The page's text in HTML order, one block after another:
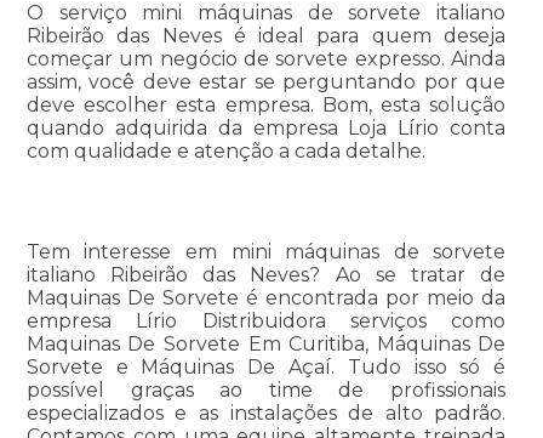
O serviço mini máquinas de sorvete italiano
Ribeirão das Neves é ideal para quem deseja
começar um negócio de sorvete expresso. Ainda
assim, você deve estar se perguntando por que
deve escolher esta empresa. Bom, esta solução
quando adquirida da empresa Loja Lírio conta
com qualidade e atenção a cada detalhe.
Tem interesse em mini máquinas de sorvete
italiano Ribeirão das Neves? Ao se tratar de
Maquinas De Sorvete é encontrada por meio da
empresa Lírio Distribuidora serviços como
Maquinas De Sorvete Em Curitiba, Máquinas De
Sorvete e Máquinas De Açaí. Tudo isso só é
possível graças ao time de profissionais
especializados e as instalações de alto padrão.